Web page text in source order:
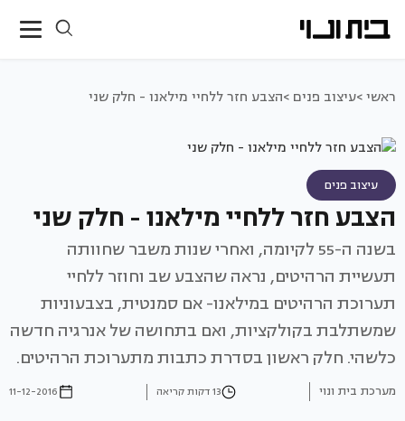
ראשי >עיצוב פנים >הצבע חזר ללחיי מילאנו - חלק שני
עיצוב פנים
הצבע חזר ללחיי מילאנו - חלק שני
בשנה ה-55 לקיומה, ואחרי שנות משבר שחוותה
תעשיית הרהיטים, נראה שהצבע שב וחוזר ללחיי
תערוכת הרהיטים במילאנו- אם סמנטית, בצבעוניות
שמשתלבת בקולקציות, ואם בתחושה של אנרגיה חדשה
כלשהי. חלק ראשון בסדרת כתבות מתערוכת הרהיטים.
מערכת בית ונוי 13 דקות קריאה 11-12-2016